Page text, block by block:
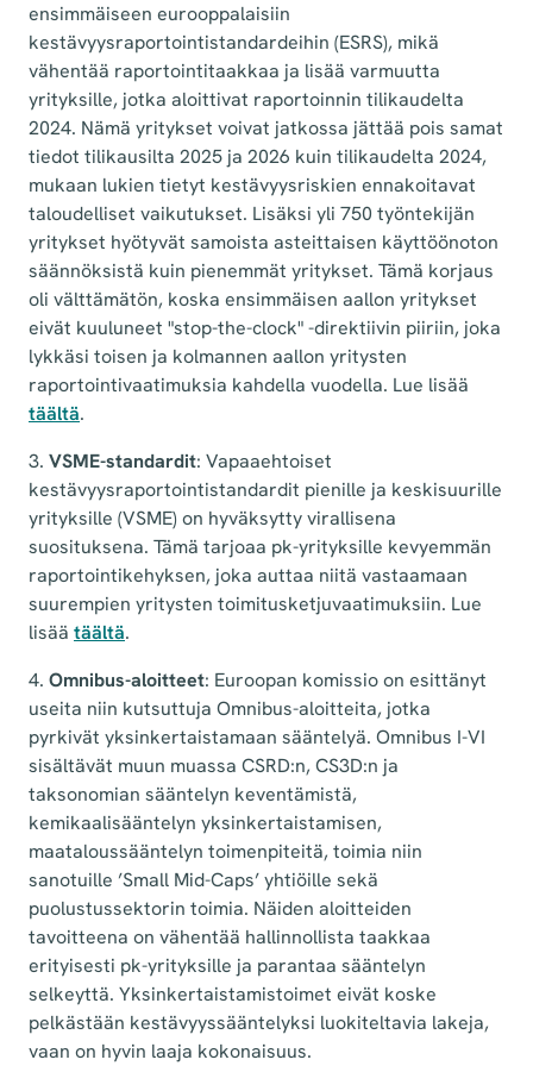
ensimmäiseen eurooppalaisiin
kestävyysraportointistandardeihin (ESRS), mikä
vähentää raportointitaakkaa ja lisää varmuutta
yrityksille, jotka aloittivat raportoinnin tilikaudelta
2024. Nämä yritykset voivat jatkossa jättää pois samat
tiedot tilikausilta 2025 ja 2026 kuin tilikaudelta 2024,
mukaan lukien tietyt kestävyysriskien ennakoitavat
taloudelliset vaikutukset. Lisäksi yli 750 työntekijän
yritykset hyötyvät samoista asteittaisen käyttöönoton
säännöksistä kuin pienemmät yritykset. Tämä korjaus
oli välttämätön, koska ensimmäisen aallon yritykset
eivät kuuluneet "stop-the-clock" -direktiivin piiriin, joka
lykkäsi toisen ja kolmannen aallon yritysten
raportointivaatimuksia kahdella vuodella. Lue lisää
täältä.
3. VSME-standardit: Vapaaehtoiset
kestävyysraportointistandardit pienille ja keskisuurille
yrityksille (VSME) on hyväksytty virallisena
suosituksena. Tämä tarjoaa pk-yrityksille kevyemmän
raportointikehyksen, joka auttaa niitä vastaamaan
suurempien yritysten toimitusketjuvaatimuksiin. Lue
lisää täältä.
4. Omnibus-aloitteet: Euroopan komissio on esittänyt
useita niin kutsuttuja Omnibus-aloitteita, jotka
pyrkivät yksinkertaistamaan sääntelyä. Omnibus I-VI
sisältävät muun muassa CSRD:n, CS3D:n ja
taksonomian sääntelyn keventämistä,
kemikaalisääntelyn yksinkertaistamisen,
maataloussääntelyn toimenpiteitä, toimia niin
sanotuille ’Small Mid-Caps’ yhtiöille sekä
puolustussektorin toimia. Näiden aloitteiden
tavoitteena on vähentää hallinnollista taakkaa
erityisesti pk-yrityksille ja parantaa sääntelyn
selkeyttä. Yksinkertaistamistoimet eivät koske
pelkästään kestävyyssääntelyksi luokiteltavia lakeja,
vaan on hyvin laaja kokonaisuus.